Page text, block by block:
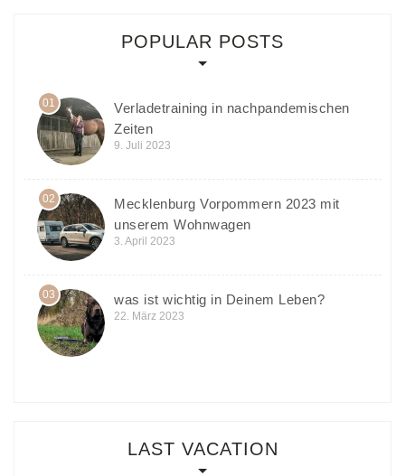
POPULAR POSTS
01
Verladetraining in nachpandemischen
Zeiten
9. Juli 2023
02
Mecklenburg Vorpommern 2023 mit
unserem Wohnwagen
3. April 2023
03 was ist wichtig in Deinem Leben?
22. März 2023
LAST VACATION